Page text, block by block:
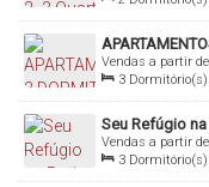
805 e 806 ao 3005 e
2S+ H.O )
O empreendimento
São diversas opções
amigos, como piscinas
jogos, salão de festas,
diversas outras opções!
Suíte(s) , Total:
MAR PRAIA
Vendas a partir de
Catarina, Brasil
3 Dormitório(s)
Suíte(s) , Total:
Seu Refúgio
Vendas a partir de
Catarina, Brasil
3 Dormitório(s)
Sala(s) , 3